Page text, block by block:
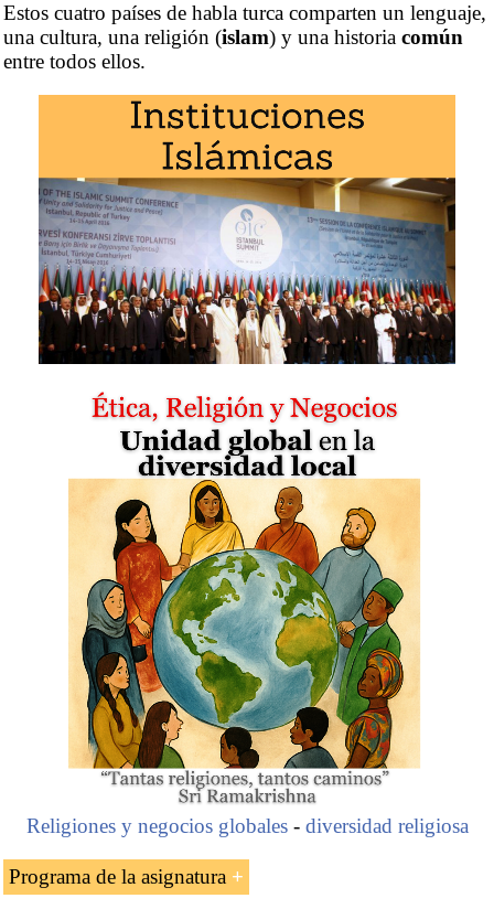
Estos cuatro países de habla turca comparten un lenguaje,
una cultura, una religión (islam) y una historia común
entre todos ellos.
Religiones y negocios globales- diversidad religiosa
Programa de la asignatura